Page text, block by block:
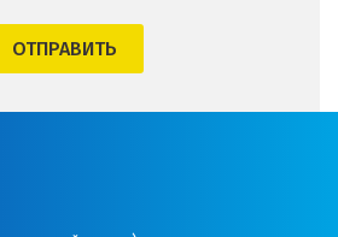
ОТПРАВИТЬ